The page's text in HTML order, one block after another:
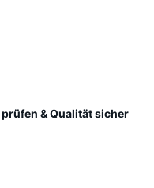
& Qualität sicher